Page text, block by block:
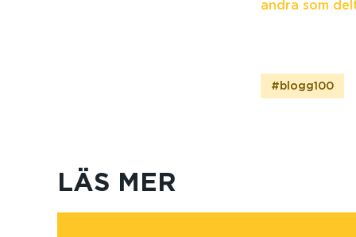
andra som
#blogg100
LÄS MER